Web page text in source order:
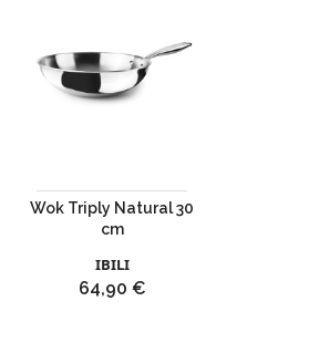
Wok Triply Natural 30
cm
IBILI
Prix
64,90 €